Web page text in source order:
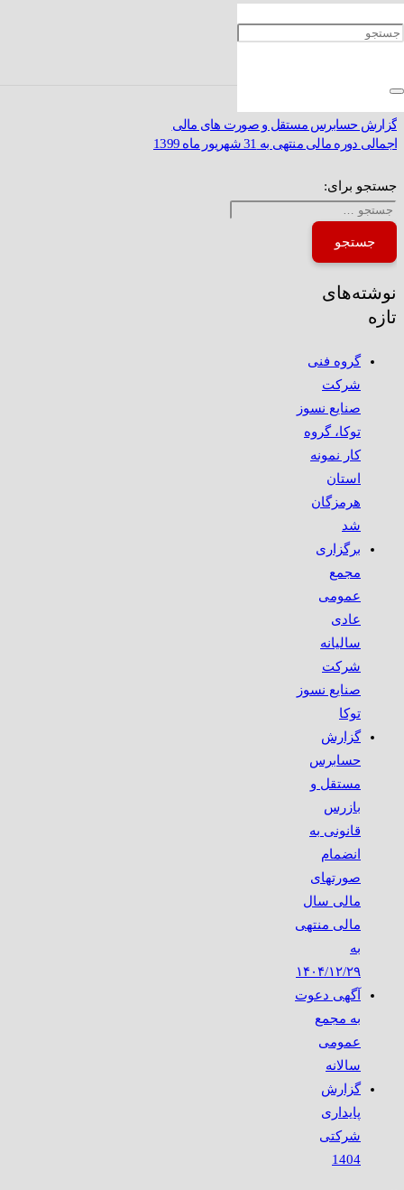
گزارش حسابرس مستقل و صورت های مالی
اجمالی دوره مالی منتهی به 31 شهریور ماه 1399
جستجو برای:
نوشته‌های
تازه
گروه فنی
شرکت
صنایع نسوز
توکا، گروه
کار نمونه
استان
هرمزگان
شد
برگزاری
مجمع
عمومی
عادی
سالیانه
شرکت
صنایع نسوز
توکا
گزارش
حسابرس
مستقل و
بازرس
قانونی به
انضمام
صورتهای
مالی سال
مالی منتهی
به
۱۴۰۴/۱۲/۲۹
آگهی دعوت
به مجمع
عمومی
سالانه
گزارش
پایداری
شرکتی
1404